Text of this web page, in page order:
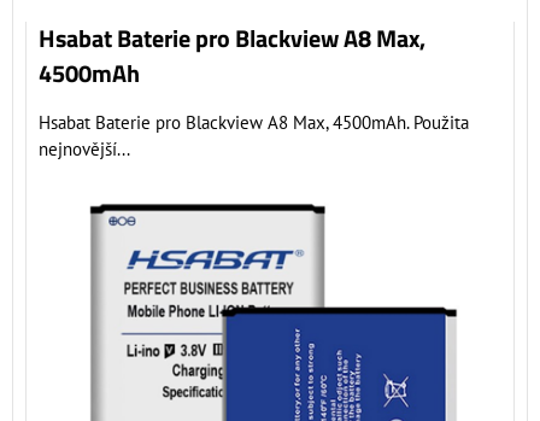
Hsabat Baterie pro Blackview A8 Max,
4500mAh
Hsabat Baterie pro Blackview A8 Max, 4500mAh. Použita
nejnovější...